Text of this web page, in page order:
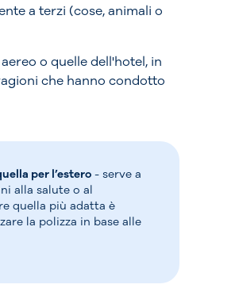
a terzi (cose, animali o
o quelle dell'hotel, in
che hanno condotto
per l’estero - serve a
alla salute o al
quella più adatta è
la polizza in base alle